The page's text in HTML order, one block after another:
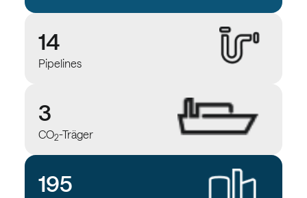
14
Pipelines
3
CO2-Träger
195